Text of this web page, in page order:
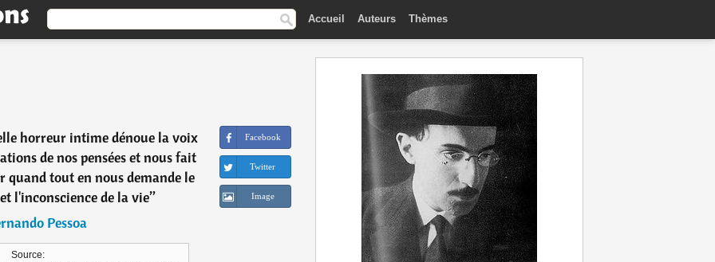
Accueil Auteurs Thèmes
horreur intime dénoue la voix
de nos pensées et nous fait
quand tout en nous demande le
l'inconscience de la vie”
Pessoa
Source:
Facebook
Twitter
Image